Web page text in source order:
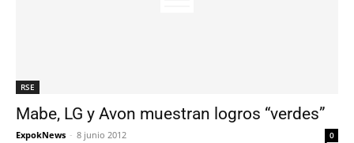
RSE
Mabe, LG y Avon muestran logros “verdes”
ExpokNews - 8 junio 2012 0